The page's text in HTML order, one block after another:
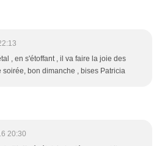
, en s'étoffant , il va faire la joie des
soirée, bon dimanche , bises Patricia
20:30